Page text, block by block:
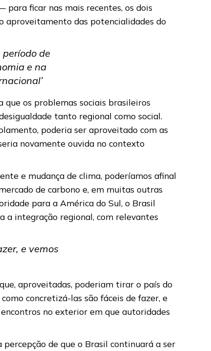
ficar nas mais recentes, os dois
aproveitamento das potencialidades do
de
e na
que os problemas sociais brasileiros
tanto regional como social.
poderia ser aproveitado com as
novamente ouvida no contexto
e mudança de clima, poderíamos afinal
de carbono e, em muitas outras
para a América do Sul, o Brasil
a integração regional, com relevantes
e vemos
aproveitadas, poderiam tirar o país do
concretizá-las são fáceis de fazer, e
no exterior em que autoridades
de que o Brasil continuará a ser